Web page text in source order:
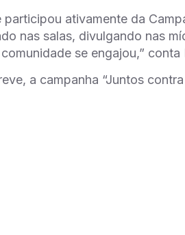
ativamente da
nas salas, divulgando nas
se engajou,” conta
a campanha “Juntos